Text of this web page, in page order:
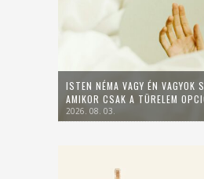
ISTEN NÉMA VAGY ÉN VAGYOK
AMIKOR CSAK A TÜRELEM
2026. 08. 03.